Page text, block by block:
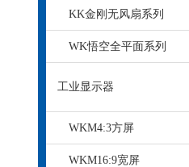
KK金刚无风扇系列
WK悟空全平面系列
工业显示器
WKM4:3方屏
WKM16:9宽屏